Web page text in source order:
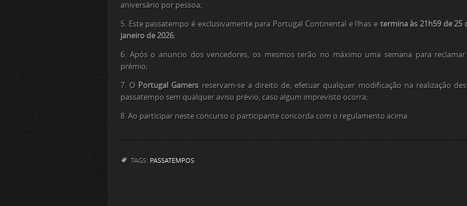
aniversário por pessoa;
5. Este passatempo é exclusivamente para Portugal Continental e Ilhas e termina às 21h59 de 25
janeiro de 2026;
6. Após o anuncio dos vencedores, os mesmos terão no máximo uma semana para
prémio;
7. O Portugal Gamersreservam-se a direito de, efetuar qualquer modificação na realização
passatempo sem qualquer aviso prévio, caso algum imprevisto ocorra;
8. Ao participar neste concurso o participante concorda com o regulamento acima.
TAGS: PASSATEMPOS